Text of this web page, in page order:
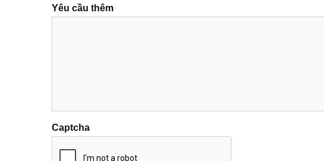
Yêu cầu thêm
Captcha